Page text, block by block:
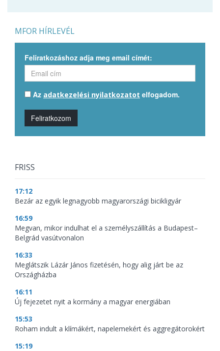
MFOR HÍRLEVÉL
Feliratkozáshoz adja meg email címét:
Az adatkezelési nyilatkozatot elfogadom.
Feliratkozom
FRISS
17:12
Bezár az egyik legnagyobb magyarországi bicikligyár
16:59
Megvan, mikor indulhat el a személyszállítás a Budapest–
Belgrád vasútvonalon
16:33
Meglátszik Lázár János fizetésén, hogy alig járt be az
Országházba
16:11
Új fejezetet nyit a kormány a magyar energiában
15:53
Roham indult a klímákért, napelemekért és aggregátorokért
15:19